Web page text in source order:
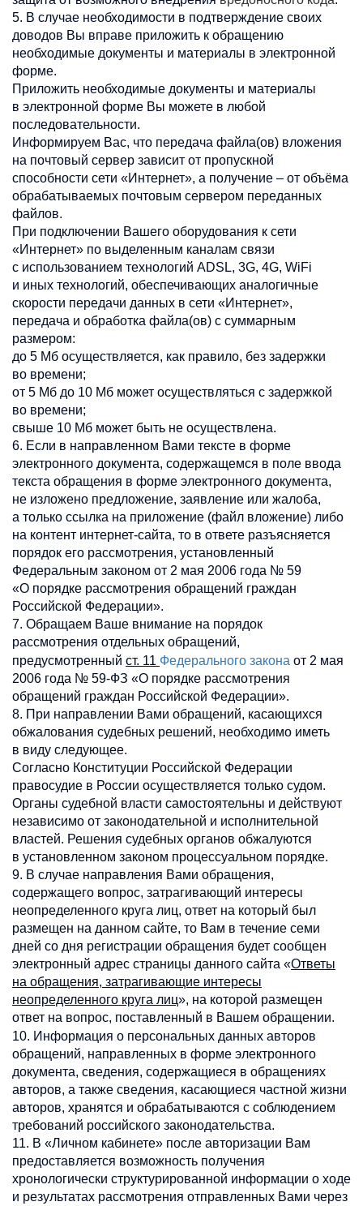
5. В случае необходимости в подтверждение своих
доводов Вы вправе приложить к обращению
необходимые документы и материалы в электронной
форме.
Приложить необходимые документы и материалы
в электронной форме Вы можете в любой
последовательности.
Информируем Вас, что передача файла(ов) вложения
на почтовый сервер зависит от пропускной
способности сети «Интернет», а получение – от объёма
обрабатываемых почтовым сервером переданных
файлов.
При подключении Вашего оборудования к сети
«Интернет» по выделенным каналам связи
с использованием технологий ADSL, 3G, 4G, WiFi
и иных технологий, обеспечивающих аналогичные
скорости передачи данных в сети «Интернет»,
передача и обработка файла(ов) с суммарным
размером:
до 5 Мб осуществляется, как правило, без задержки
во времени;
от 5 Мб до 10 Мб может осуществляться с задержкой
во времени;
свыше 10 Мб может быть не осуществлена.
6. Если в направленном Вами тексте в форме
электронного документа, содержащемся в поле ввода
текста обращения в форме электронного документа,
не изложено предложение, заявление или жалоба,
а только ссылка на приложение (файл вложение) либо
на контент интернет-сайта, то в ответе разъясняется
порядок его рассмотрения, установленный
Федеральным законом от 2 мая 2006 года № 59
«О порядке рассмотрения обращений граждан
Российской Федерации».
7. Обращаем Ваше внимание на порядок
рассмотрения отдельных обращений,
предусмотренный ст. 11 Федерального закона от 2 мая
2006 года № 59-ФЗ «О порядке рассмотрения
обращений граждан Российской Федерации».
8. При направлении Вами обращений, касающихся
обжалования судебных решений, необходимо иметь
в виду следующее.
Согласно Конституции Российской Федерации
правосудие в России осуществляется только судом.
Органы судебной власти самостоятельны и действуют
независимо от законодательной и исполнительной
властей. Решения судебных органов обжалуются
в установленном законом процессуальном порядке.
9. В случае направления Вами обращения,
содержащего вопрос, затрагивающий интересы
неопределенного круга лиц, ответ на который был
размещен на данном сайте, то Вам в течение семи
дней со дня регистрации обращения будет сообщен
электронный адрес страницы данного сайта «Ответы
на обращения, затрагивающие интересы
неопределенного круга лиц», на которой размещен
ответ на вопрос, поставленный в Вашем обращении.
10. Информация о персональных данных авторов
обращений, направленных в форме электронного
документа, сведения, содержащиеся в обращениях
авторов, а также сведения, касающиеся частной жизни
авторов, хранятся и обрабатываются с соблюдением
требований российского законодательства.
11. В «Личном кабинете» после авторизации Вам
предоставляется возможность получения
хронологически структурированной информации о ходе
и результатах рассмотрения отправленных Вами через